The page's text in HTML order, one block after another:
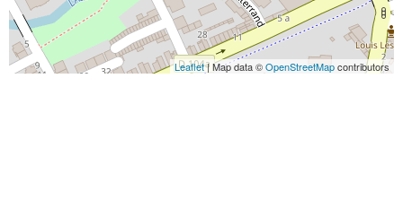
Leaflet| Map data ©OpenStreetMapcontributors